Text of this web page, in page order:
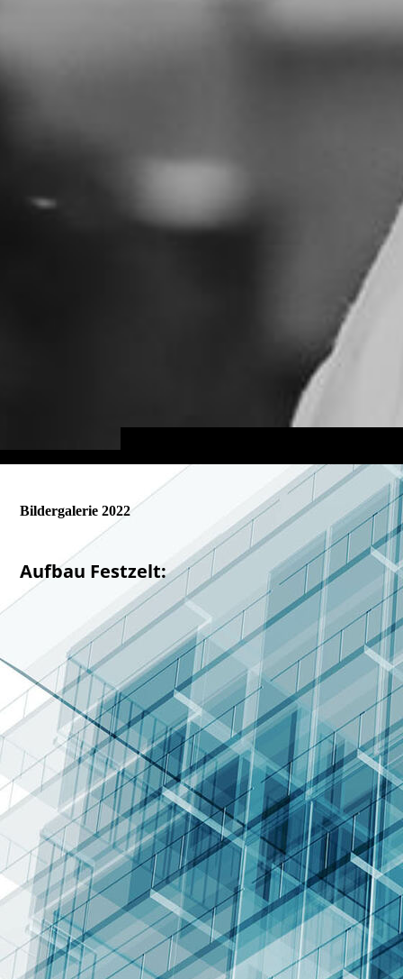
Bildergalerie 2022
Aufbau Festzelt: